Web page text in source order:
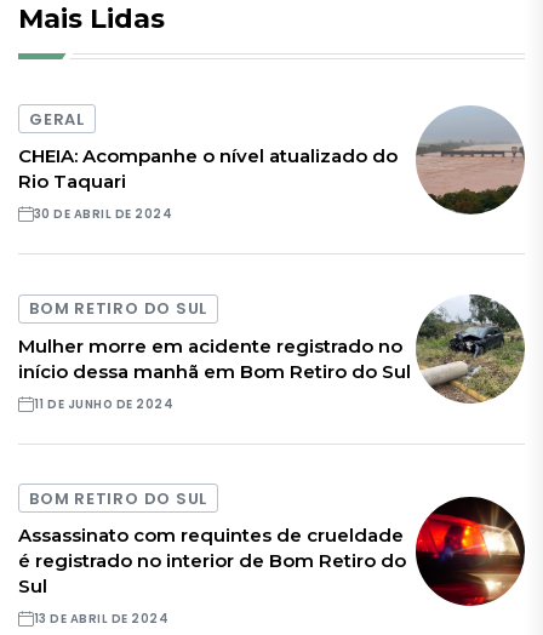
Mais Lidas
GERAL
CHEIA: Acompanhe o nível atualizado do
Rio Taquari
30 DE ABRIL DE 2024
BOM RETIRO DO SUL
Mulher morre em acidente registrado no
início dessa manhã em Bom Retiro do Sul
11 DE JUNHO DE 2024
BOM RETIRO DO SUL
Assassinato com requintes de crueldade
é registrado no interior de Bom Retiro do
Sul
13 DE ABRIL DE 2024